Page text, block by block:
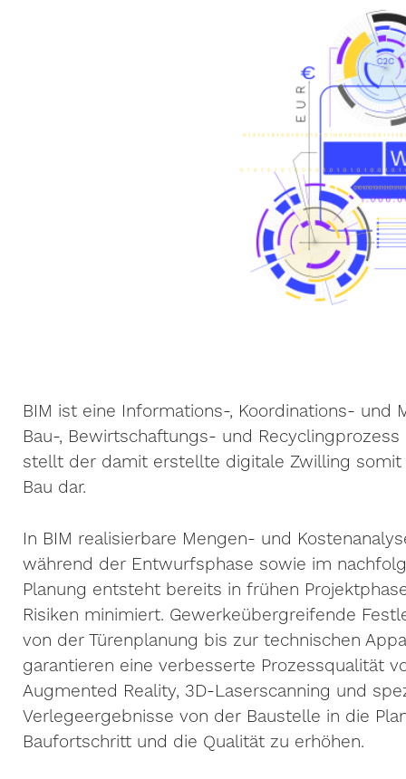
BIM ist eine Informations-, Koordinations-
Bau-, Bewirtschaftungs- und
stellt der damit erstellte digitale Zwilling
Bau dar.
In BIM realisierbare Mengen- und
während der Entwurfsphase sowie im
Planung entsteht bereits in frühen
Risiken minimiert. Gewerkeübergreifende
von der Türenplanung bis zur technischen
garantieren eine verbesserte Prozessqualität
Augmented Reality, 3D-Laserscanning und
Verlegeergebnisse von der Baustelle in die
Baufortschritt und die Qualität zu erhöhen.